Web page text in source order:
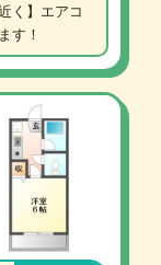
く】エアコ
す！